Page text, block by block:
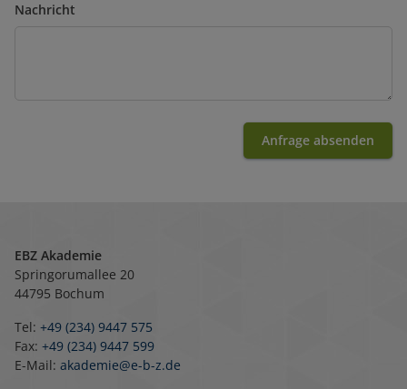
Nachricht
Anfrage absenden
EBZ Akademie
Springorumallee 20
44795 Bochum
Tel: +49 (234) 9447 575
Fax: +49 (234) 9447 599
E-Mail: akademie@e-b-z.de